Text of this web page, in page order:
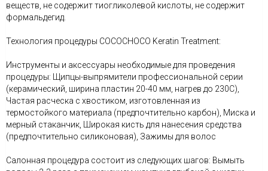
веществ, не содержит тиогликолевой кислоты, не содержит
формальдегид.
Технология процедуры COCOCHOCO Keratin Treatment:
Инструменты и аксессуары необходимые для проведения
процедуры: Щипцы-выпрямители профессиональной серии
(керамический, ширина пластин 20-40 мм, нагрев до 230С),
Частая расческа с хвостиком, изготовленная из
термостойкого материала (предпочтительно карбон), Миска и
мерный стаканчик, Широкая кисть для нанесения средства
(предпочтительно силиконовая), Зажимы для волос
Салонная процедура состоит из следующих шагов: Вымыть